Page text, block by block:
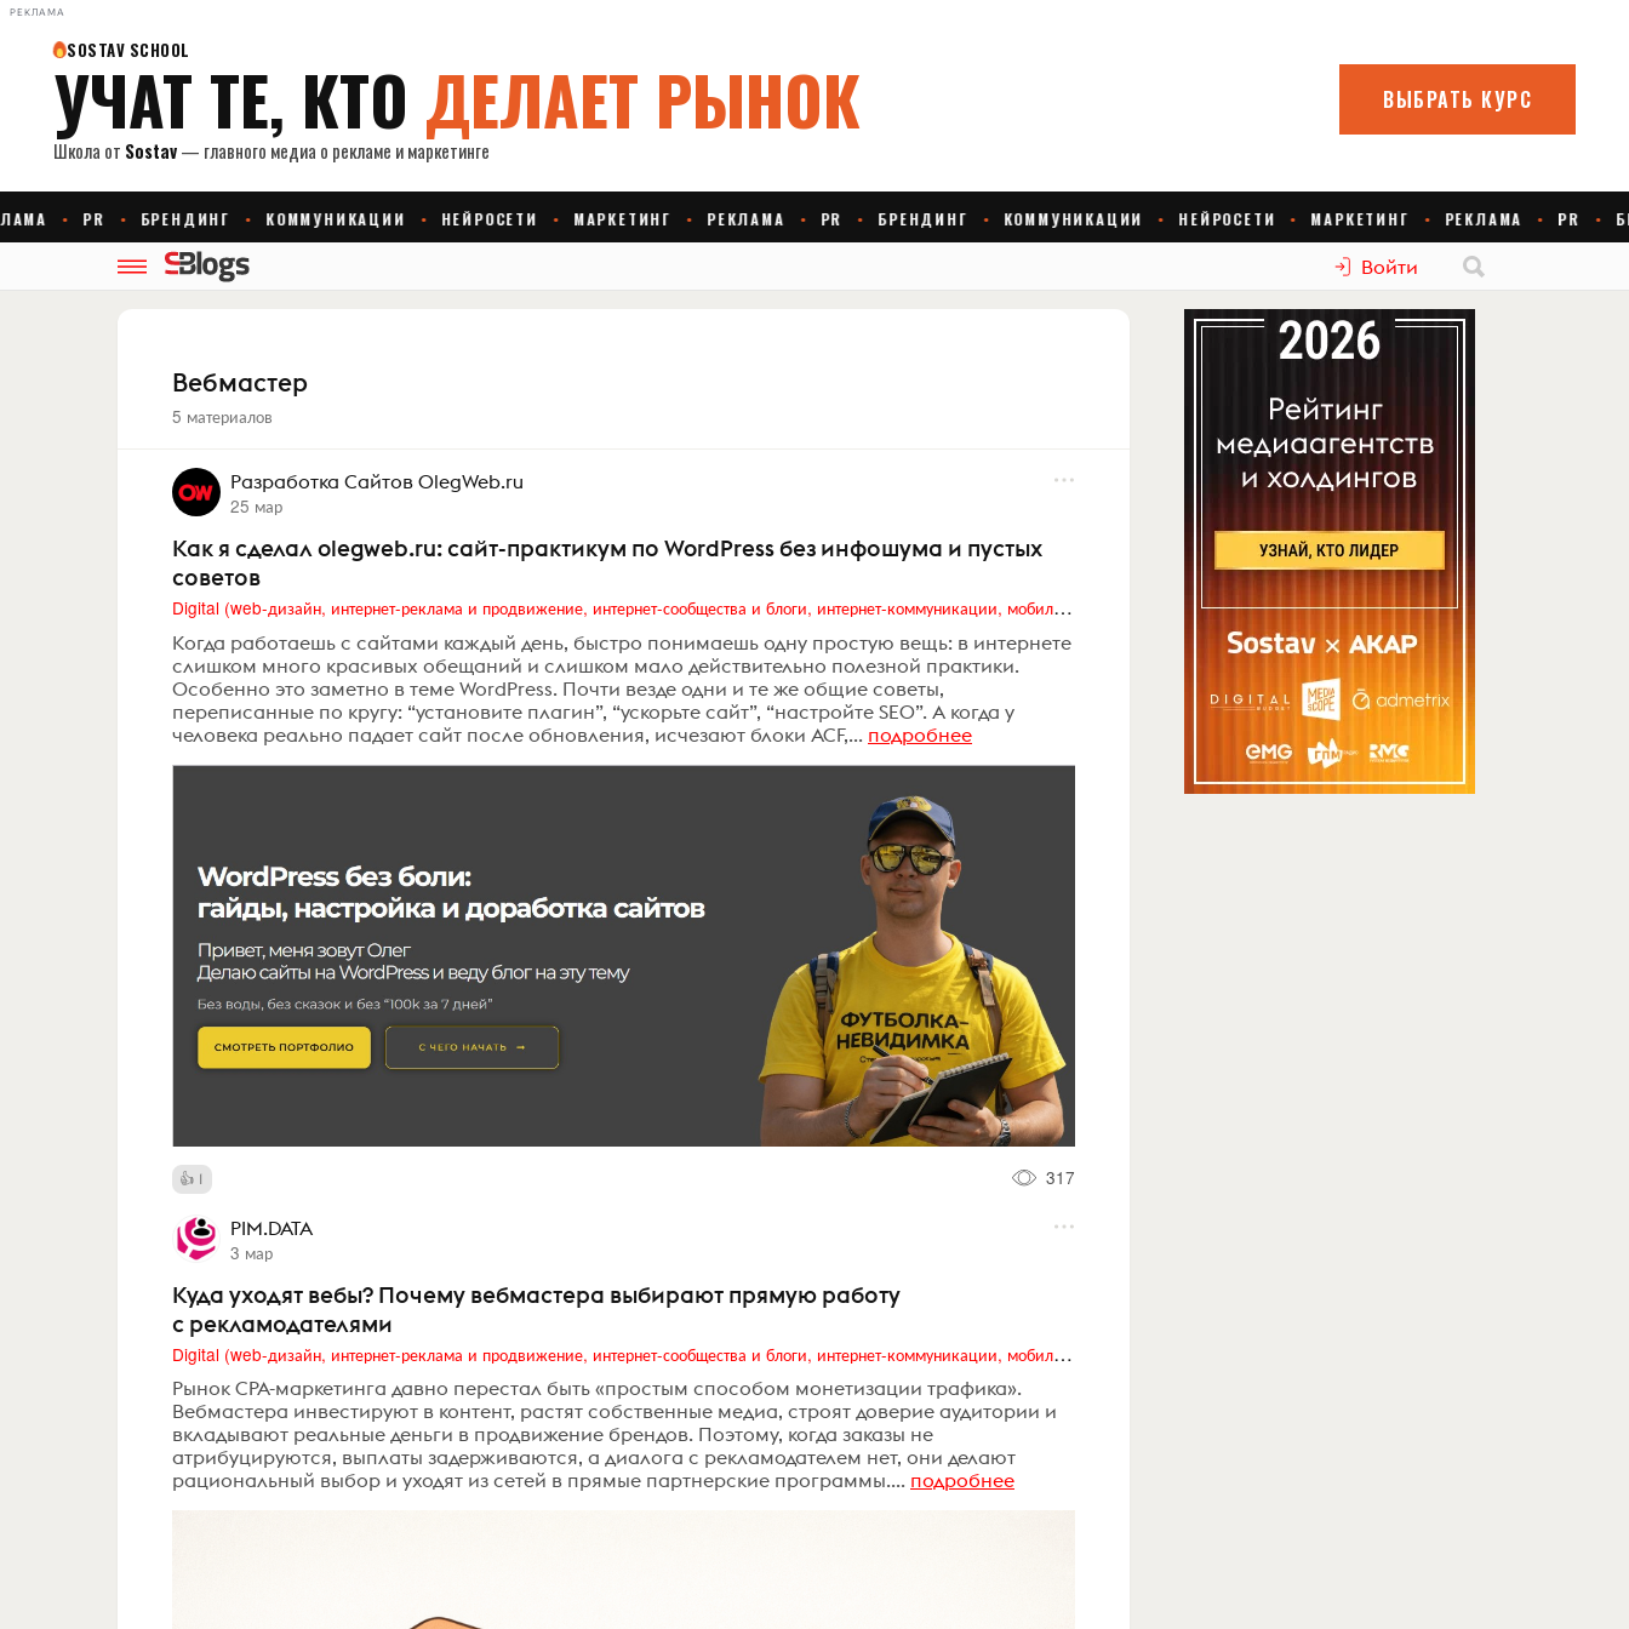
РЕКЛАМА
Войти
Вебмастер
5 материалов
Разработка Сайтов OlegWeb.ru
25 мар
Как я сделал olegweb.ru: сайт-практикум по WordPress без инфошума и пустых
советов
Digital (web-дизайн, интернет-реклама и продвижение, интернет-сообщества и блоги, интернет-коммуникации, мобильный маркетинг, реклама на цифровых экранах)
Когда работаешь с сайтами каждый день, быстро понимаешь одну простую вещь: в интернете
слишком много красивых обещаний и слишком мало действительно полезной практики.
Особенно это заметно в теме WordPress. Почти везде одни и те же общие советы,
переписанные по кругу: “установите плагин”, “ускорьте сайт”, “настройте SEO”. А когда у
человека реально падает сайт после обновления, исчезают блоки ACF,... подробнее
1 317
PIM.DATA
3 мар
Куда уходят вебы? Почему вебмастера выбирают прямую работу
с рекламодателями
Digital (web-дизайн, интернет-реклама и продвижение, интернет-сообщества и блоги, интернет-коммуникации, мобильный маркетинг, реклама на цифровых экранах)
Рынок CPA-маркетинга давно перестал быть «простым способом монетизации трафика».
Вебмастера инвестируют в контент, растят собственные медиа, строят доверие аудитории и
вкладывают реальные деньги в продвижение брендов. Поэтому, когда заказы не
атрибуцируются, выплаты задерживаются, а диалога с рекламодателем нет, они делают
рациональный выбор и уходят из сетей в прямые партнерские программы.... подробнее